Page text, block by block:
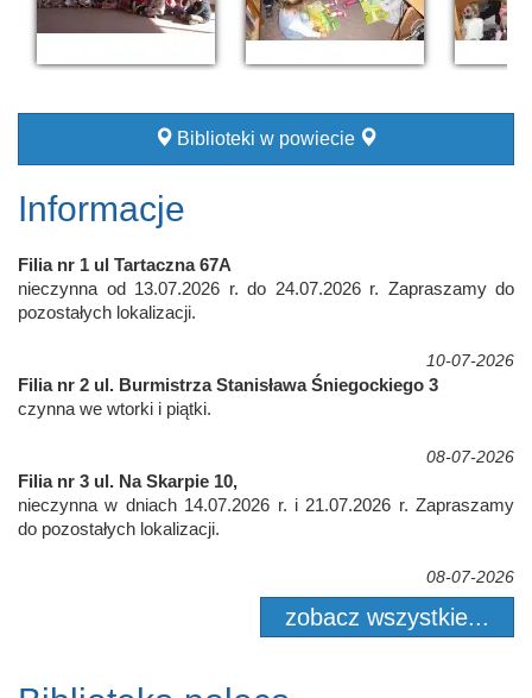
Biblioteki w powiecie
Informacje
Filia nr 1 ul Tartaczna 67A
nieczynna od 13.07.2026 r. do 24.07.2026 r. Zapraszamy do
pozostałych lokalizacji.
10-07-2026
Filia nr 2 ul. Burmistrza Stanisława Śniegockiego 3
czynna we wtorki i piątki.
08-07-2026
Filia nr 3 ul. Na Skarpie 10,
nieczynna w dniach 14.07.2026 r. i 21.07.2026 r. Zapraszamy
do pozostałych lokalizacji.
08-07-2026
zobacz wszystkie...